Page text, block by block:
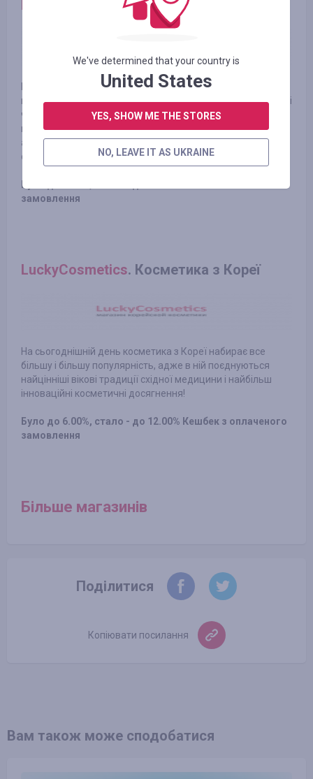
. Магазин посуду для кухні
Інтернет магазин посуду для кухні «Казанчік ру» пропонує
широкий вибір за найкращими цінами. Завжди в наявності
чавунний посуд, казани, каструлі, зручні і функціональні
мангали і грилі для дачі, печі та тандири, і інші корисні
аксесуари для приготування смачних і оригінальних
страв.
Було до 3.29%, стало - до 6.58% Кешбек з оплаченого
замовлення
LuckyCosmetics. Косметика з Кореї
На сьогоднішній день косметика з Кореї набирає все
більшу і більшу популярність, адже в ній поєднуються
найцінніші вікові традиції східної медицини і найбільш
інноваційні косметичні досягнення!
Було до 6.00%, стало - до 12.00% Кешбек з оплаченого
замовлення
Більше магазинів
Поділитися
Копіювати посилання
Вам також може сподобатися
We've determined that your country is
United States
YES, SHOW ME THE STORES
NO, LEAVE IT AS UKRAINE